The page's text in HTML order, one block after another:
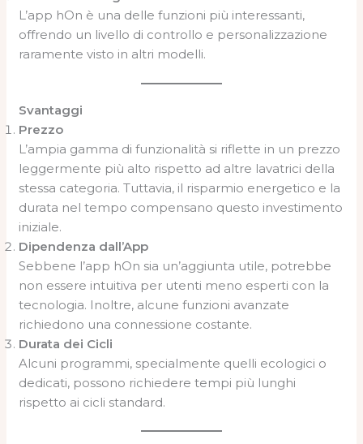
L’app hOn è una delle funzioni più interessanti,
offrendo un livello di controllo e personalizzazione
raramente visto in altri modelli.
Svantaggi
Prezzo
L’ampia gamma di funzionalità si riflette in un prezzo
leggermente più alto rispetto ad altre lavatrici della
stessa categoria. Tuttavia, il risparmio energetico e la
durata nel tempo compensano questo investimento
iniziale.
Dipendenza dall’App
Sebbene l’app hOn sia un’aggiunta utile, potrebbe
non essere intuitiva per utenti meno esperti con la
tecnologia. Inoltre, alcune funzioni avanzate
richiedono una connessione costante.
Durata dei Cicli
Alcuni programmi, specialmente quelli ecologici o
dedicati, possono richiedere tempi più lunghi
rispetto ai cicli standard.